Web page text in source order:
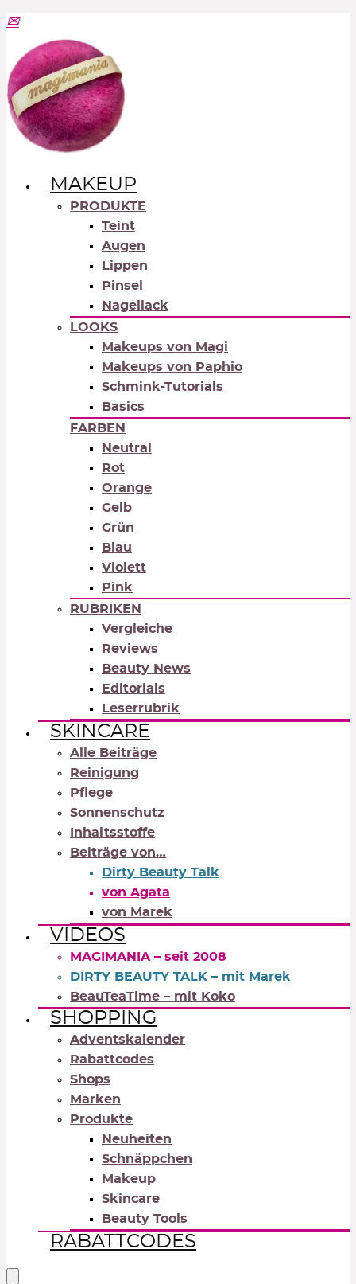
MAKEUP
PRODUKTE
Teint
Augen
Lippen
Pinsel
Nagellack
LOOKS
Makeups von Magi
Makeups von Paphio
Schmink-Tutorials
Basics
FARBEN
Neutral
Rot
Orange
Gelb
Grün
Blau
Violett
Pink
RUBRIKEN
Vergleiche
Reviews
Beauty News
Editorials
Leserrubrik
SKINCARE
Alle Beiträge
Reinigung
Pflege
Sonnenschutz
Inhaltsstoffe
Beiträge von…
Dirty Beauty Talk
von Agata
von Marek
VIDEOS
MAGIMANIA – seit 2008
DIRTY BEAUTY TALK – mit Marek
BeauTeaTime – mit Koko
SHOPPING
Adventskalender
Rabattcodes
Shops
Marken
Produkte
Neuheiten
Schnäppchen
Makeup
Skincare
Beauty Tools
RABATTCODES